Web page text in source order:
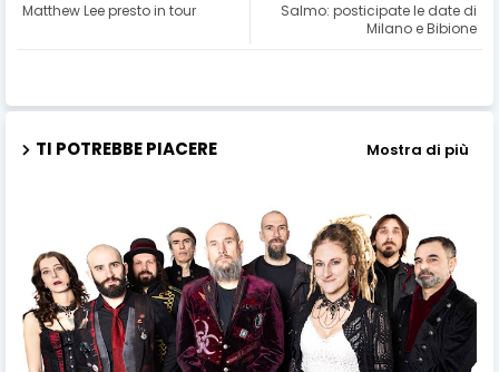
Salmo: posticipate le date di
Milano e Bibione
Matthew Lee presto in tour
TI POTREBBE PIACERE Mostra di più